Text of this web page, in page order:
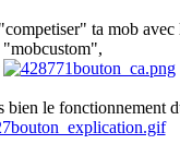
ta mob avec
"mobcustom",
bien le fonctionnement